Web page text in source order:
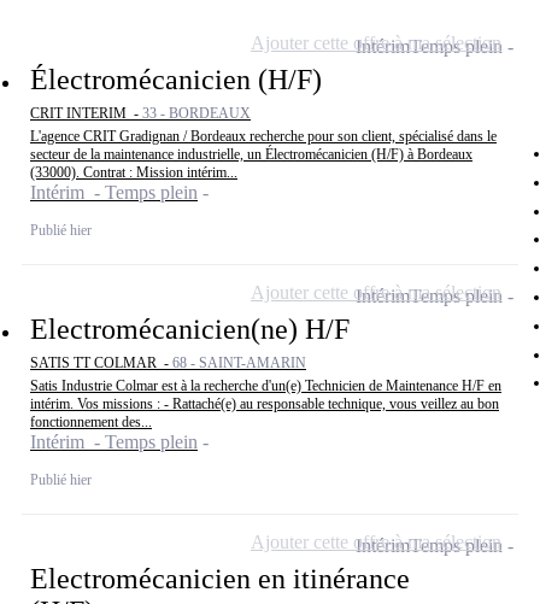
Électromécanicien (H/F)
CRIT INTERIM - 33 - BORDEAUX
L'agence CRIT Gradignan / Bordeaux recherche pour son client, spécialisé dans le
secteur de la maintenance industrielle, un Électromécanicien (H/F) à Bordeaux
(33000). Contrat : Mission intérim...
Intérim - Temps plein
Publié hier
IntérimTemps plein
Ajouter cette offre à ma sélection
Electromécanicien(ne) H/F
SATIS TT COLMAR - 68 - SAINT-AMARIN
Satis Industrie Colmar est à la recherche d'un(e) Technicien de Maintenance H/F en
intérim. Vos missions : - Rattaché(e) au responsable technique, vous veillez au bon
fonctionnement des...
Intérim - Temps plein
Publié hier
IntérimTemps plein
Ajouter cette offre à ma sélection
Electromécanicien en itinérance
IntérimTemps plein
Ajouter cette offre à ma sélection